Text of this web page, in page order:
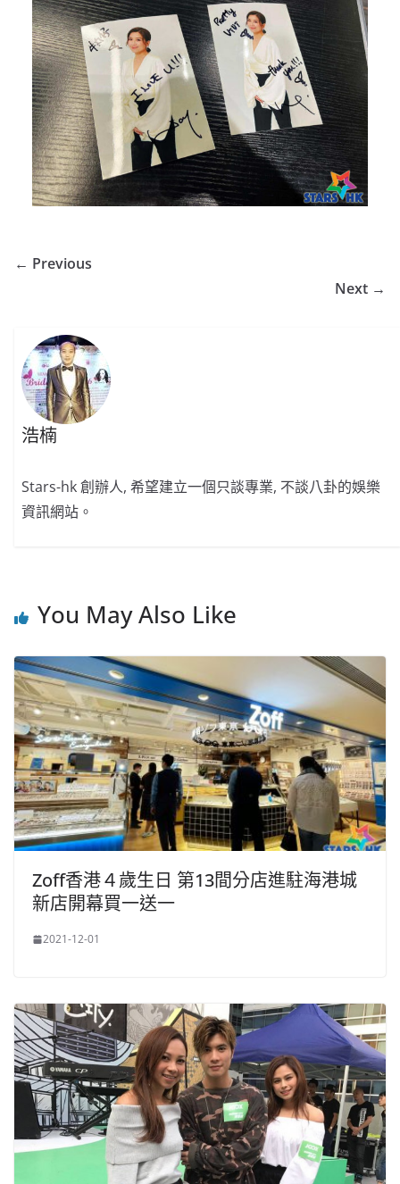
← Previous
Next →
浩楠
Stars-hk 創辦人, 希望建立一個只談專業, 不談八卦的娛樂
資訊網站。
You May Also Like
Zoff香港４歲生日 第13間分店進駐海港城
新店開幕買一送一
2021-12-01